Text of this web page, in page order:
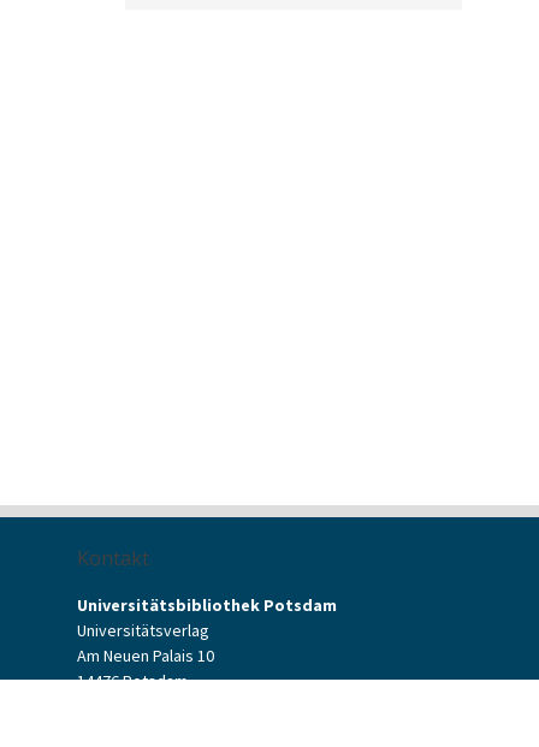
Kontakt
Universitätsbibliothek Potsdam
Universitätsverlag
Am Neuen Palais 10
14476 Potsdam